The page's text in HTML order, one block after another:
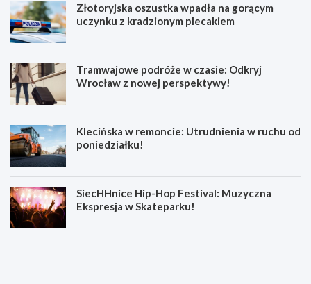
Złotoryjska oszustka wpadła na gorącym
uczynku z kradzionym plecakiem
Tramwajowe podróże w czasie: Odkryj
Wrocław z nowej perspektywy!
Klecińska w remoncie: Utrudnienia w ruchu od
poniedziałku!
SiecHHnice Hip-Hop Festival: Muzyczna
Ekspresja w Skateparku!
Z
T